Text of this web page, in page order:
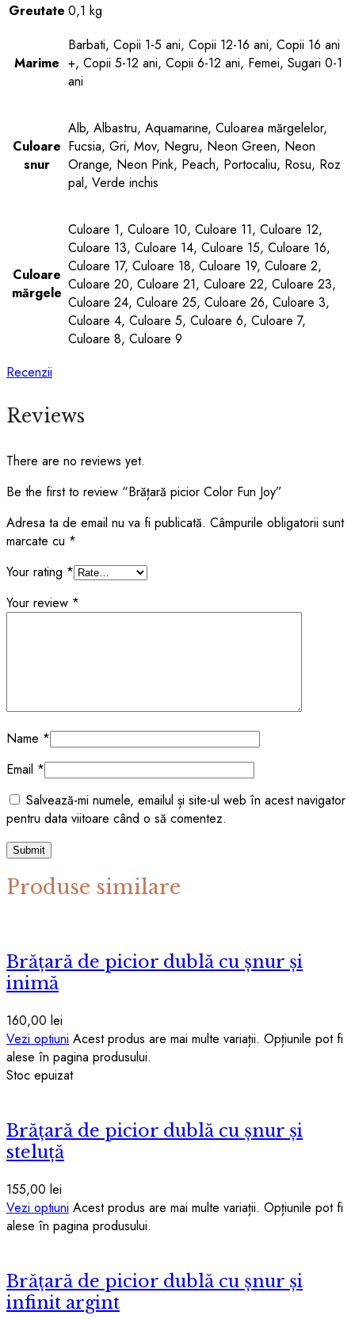
Greutate 0,1 kg
Marime
Barbati, Copii 1-5 ani, Copii 12-16 ani, Copii 16 ani
+, Copii 5-12 ani, Copii 6-12 ani, Femei, Sugari 0-1
ani
Culoare
snur
Alb, Albastru, Aquamarine, Culoarea mărgelelor,
Fucsia, Gri, Mov, Negru, Neon Green, Neon
Orange, Neon Pink, Peach, Portocaliu, Rosu, Roz
pal, Verde inchis
Culoare
mărgele
Culoare 1, Culoare 10, Culoare 11, Culoare 12,
Culoare 13, Culoare 14, Culoare 15, Culoare 16,
Culoare 17, Culoare 18, Culoare 19, Culoare 2,
Culoare 20, Culoare 21, Culoare 22, Culoare 23,
Culoare 24, Culoare 25, Culoare 26, Culoare 3,
Culoare 4, Culoare 5, Culoare 6, Culoare 7,
Culoare 8, Culoare 9
Recenzii
Reviews
There are no reviews yet.
Be the first to review “Brățară picior Color Fun Joy”
Adresa ta de email nu va fi publicată. Câmpurile obligatorii sunt
marcate cu *
Your rating *
Your review *
Name *
Email *
Salvează-mi numele, emailul și site-ul web în acest navigator
pentru data viitoare când o să comentez.
Produse similare
Brățară de picior dublă cu șnur și
inimă
160,00 lei
Vezi optiuni Acest produs are mai multe variații. Opțiunile pot fi
alese în pagina produsului.
Stoc epuizat
Brățară de picior dublă cu șnur și
steluță
155,00 lei
Vezi optiuni Acest produs are mai multe variații. Opțiunile pot fi
alese în pagina produsului.
Brățară de picior dublă cu șnur și
infinit argint